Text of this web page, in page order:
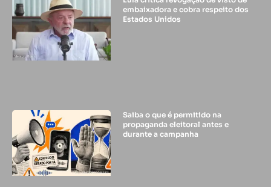
embaixadora e cobra respeito dos
Estados Unidos
Saiba o que é permitido na
propaganda eleitoral antes e
durante a campanha